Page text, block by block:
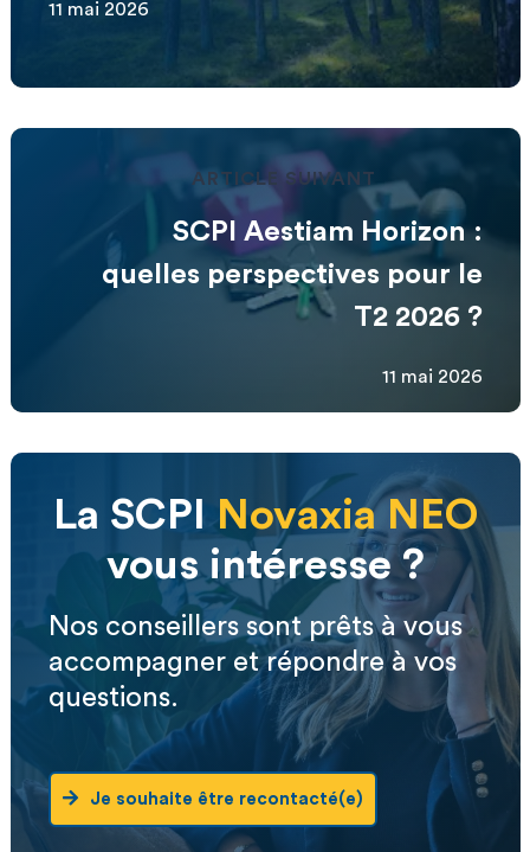
11 mai 2026
ARTICLE SUIVANT
SCPI Aestiam Horizon :
quelles perspectives pour le
T2 2026 ?
11 mai 2026
La SCPINovaxia NEO
vous intéresse ?
Nos conseillers sont prêts à vous
accompagner et répondre à vos
questions.
Je souhaite être recontacté(e)